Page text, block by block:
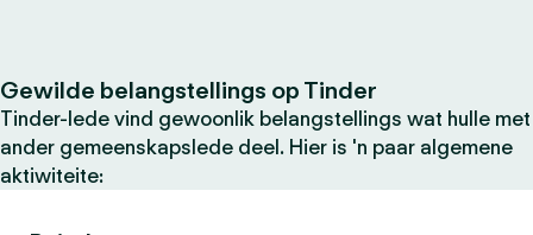
Gewilde belangstellings op Tinder
Tinder-lede vind gewoonlik belangstellings wat hulle met
ander gemeenskapslede deel. Hier is 'n paar algemene
aktiwiteite: